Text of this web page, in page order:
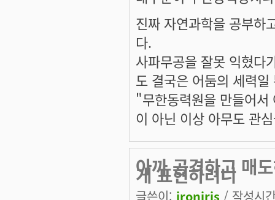
진짜 자연과학을 공부하
다.
사파무공을 잘못 익혔다
도 결국은 어둠의 세력일
"무한동력원을 만들어
이 아닌 이상 아무도 관
아까 공격하고 매
게 표현하려니
글쓴이: ironiris / 작성시